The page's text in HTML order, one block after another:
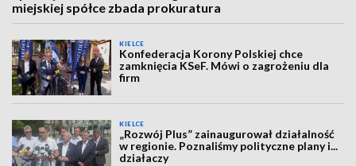
miejskiej spółce zbada prokuratura
KIELCE
Konfederacja Korony Polskiej chce
zamknięcia KSeF. Mówi o zagrożeniu dla
firm
KIELCE
„Rozwój Plus” zainaugurował działalność
w regionie. Poznaliśmy polityczne plany i...
działaczy